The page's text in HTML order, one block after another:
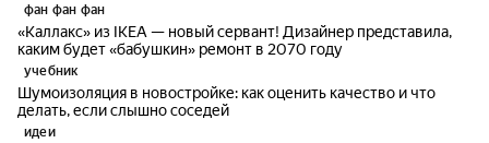
фан фан фан
«Каллакс» из IKEA — новый сервант! Дизайнер представила,
каким будет «бабушкин» ремонт в 2070 году
учебник
Шумоизоляция в новостройке: как оценить качество и что
делать, если слышно соседей
идеи